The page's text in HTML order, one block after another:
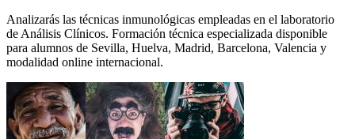
Analizarás las técnicas inmunológicas empleadas en el laboratorio
de Análisis Clínicos. Formación técnica especializada disponible
para alumnos de Sevilla, Huelva, Madrid, Barcelona, Valencia y
modalidad online internacional.